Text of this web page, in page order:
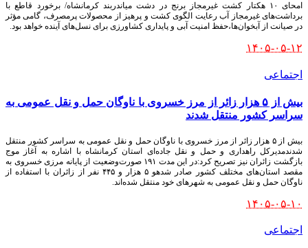
امحای ۱۰ هکتار کشت غیرمجاز برنج در دشت میاندربند کرمانشاه/ برخورد قاطع با
برداشت‌های غیرمجاز آب رعایت الگوی کشت و پرهیز از محصولات پرمصرف، گامی مؤثر
در صیانت از آبخوان‌ها،حفظ امنیت آبی و پایداری کشاورزی برای نسل‌های آینده خواهد بود.
۱۴۰۵-۰۵-۱۲
اجتماعی
بیش از ۵ هزار زائر از مرز خسروی با ناوگان حمل‌ و نقل عمومی به
سراسر کشور منتقل شدند
بیش از ۵ هزار زائر از مرز خسروی با ناوگان حمل‌ و نقل عمومی به سراسر کشور منتقل
شدندمدیرکل راهداری و حمل‌ و نقل جاده‌ای استان کرمانشاه با اشاره به آغاز موج
بازگشت زائران نیز تصریح کرد:در این مدت ۱۹۱ صورت‌وضعیت از پایانه مرزی خسروی به
مقصد استان‌های مختلف کشور صادر شدهو ۵ هزار و ۴۴۵ نفر از زائران با استفاده از
ناوگان حمل‌ و نقل عمومی به شهرهای خود منتقل شده‌اند.
۱۴۰۵-۰۵-۱۰
اجتماعی